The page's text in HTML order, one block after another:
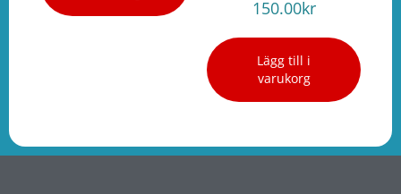
150.00kr
Lägg till i
varukorg